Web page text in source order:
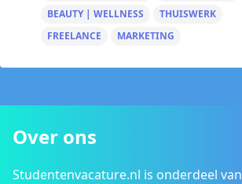
BEAUTY | WELLNESS
THUISWERK
FREELANCE
MARKETING
Over ons
Studentenvacature.nl is onderdeel van